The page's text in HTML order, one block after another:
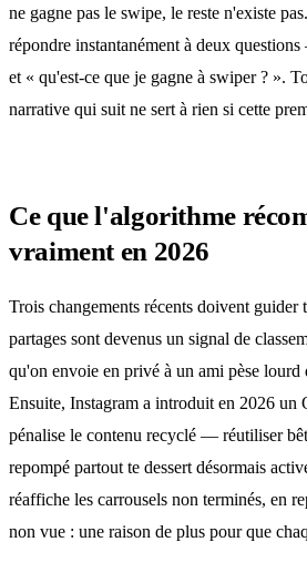
ne gagne pas le swipe, le reste n'existe
répondre instantanément à deux
et « qu'est-ce que je gagne à swiper ? ».
narrative qui suit ne sert à rien si cette
Ce que l'algorithme
vraiment en 2026
Trois changements récents doivent guider
partages sont devenus un signal de
qu'on envoie en privé à un ami pèse lourd
Ensuite, Instagram a introduit en 2026 un
pénalise le contenu recyclé — réutiliser
repompé partout te dessert désormais
réaffiche les carrousels non terminés, en
non vue : une raison de plus pour que